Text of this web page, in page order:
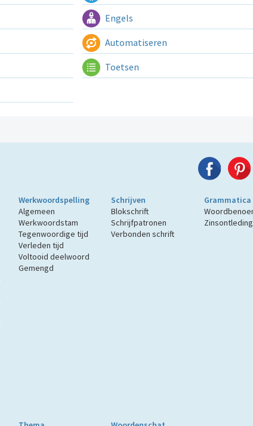
Engels
Automatiseren
Toetsen
Werkwoordspelling
Algemeen
Werkwoordstam
Tegenwoordige tijd
Verleden tijd
Voltooid deelwoord
Gemengd
Schrijven
Blokschrift
Schrijfpatronen
Verbonden schrift
Grammatica
Zinsontleding